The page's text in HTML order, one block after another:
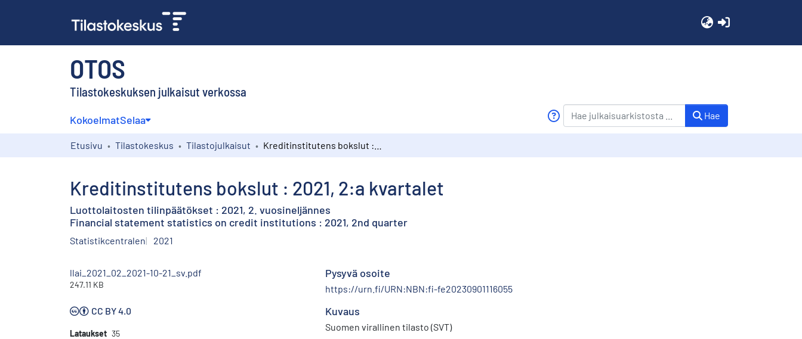
OTOS
Tilastokeskuksen julkaisut verkossa
KokoelmatSelaa Hae
Etusivu Tilastokeskus Tilastojulkaisut
Kreditinstitutens bokslut : 2021, 2:a kvartalet
Luottolaitosten tilinpäätökset : 2021, 2. vuosineljännes
Financial statement statistics on credit institutions : 2021, 2nd quarter
Statistikcentralen 2021
llai_2021_02_2021-10-21_sv.pdf
247.11 KB
CC BY 4.0
Lataukset 35
Pysyvä osoite
https://urn.fi/URN:NBN:fi-fe20230901116055
Kuvaus
Suomen virallinen tilasto (SVT)